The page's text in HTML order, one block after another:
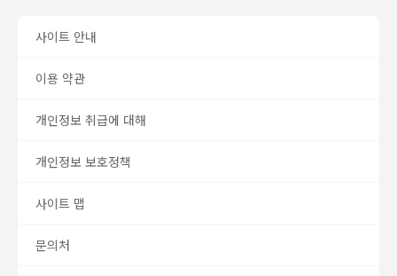
사이트 안내
이용 약관
개인정보 취급에 대해
개인정보 보호정책
사이트 맵
문의처